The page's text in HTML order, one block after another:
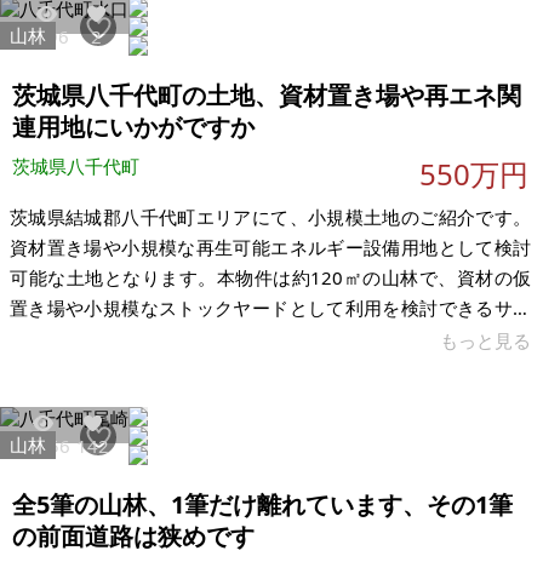
2496 2
山林
茨城県八千代町の土地、資材置き場や再エネ関
連用地にいかがですか
茨城県八千代町 550万円
茨城県結城郡八千代町エリアにて、小規模土地のご紹介です。
資材置き場や小規模な再生可能エネルギー設備用地として検討
可能な土地となります。本物件は約120㎡の山林で、資材の仮
置き場や小規模なストックヤードとして利用を検討できるサイ
ズ感です。接道もあるため車両の出入りが可能で、事業用地と
ながら、太陽光設備や蓄電設備など再エネ関連用地としての活
用可能性もご検討いただける土地です。近くに駅はありません
ので交通面で不便を感じる可能性がございます。 【物件概要】
※土地のみ 場所：茨城県結城
もっと見る
27056 142
山林
全5筆の山林、1筆だけ離れています、その1筆
の前面道路は狭めです